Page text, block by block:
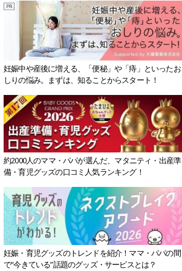
妊娠中や産後に増える、「便秘」や「痔」といったお
しりの悩み。まずは、知ることからスタート！
約2000人のママ・パパが選んだ、マタニティ・出産準
備・育児グッズの口コミ人気ランキング！
妊娠・育児グッズのトレンドを紹介！ママ・パパの間
で“今きている”話題のグッズ・サービスとは？